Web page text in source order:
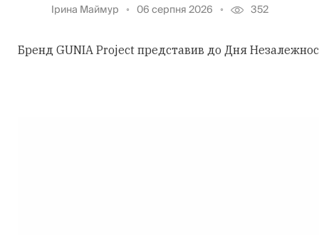
Ірина Маймур 06 серпня 2026 352
Бренд GUNIA Project представив до Дня